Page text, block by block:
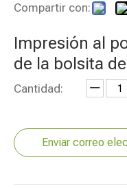
Compartir con:
Impresión al
de la bolsita
Cantidad:
Enviar correo